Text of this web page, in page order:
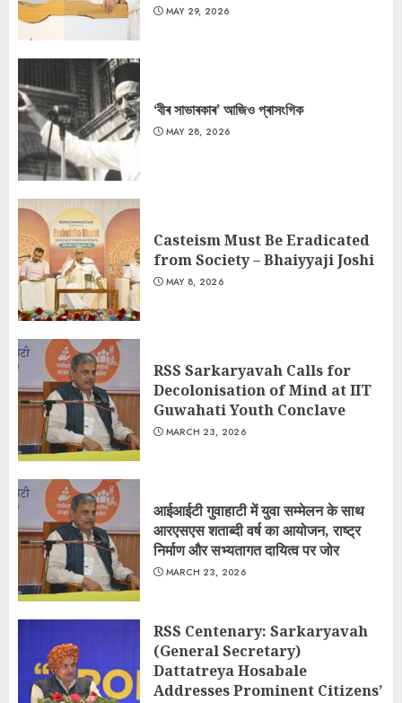
MAY 29, 2026
‘বীৰ সাভাৰকাৰ’ আজিও প্ৰাসংগিক
MAY 28, 2026
Casteism Must Be Eradicated
from Society – Bhaiyyaji Joshi
MAY 8, 2026
RSS Sarkaryavah Calls for
Decolonisation of Mind at IIT
Guwahati Youth Conclave
MARCH 23, 2026
आईआईटी गुवाहाटी में युवा सम्मेलन के साथ
आरएसएस शताब्दी वर्ष का आयोजन, राष्ट्र
निर्माण और सभ्यतागत दायित्व पर जोर
MARCH 23, 2026
RSS Centenary: Sarkaryavah
(General Secretary)
Dattatreya Hosabale
Addresses Prominent Citizens’